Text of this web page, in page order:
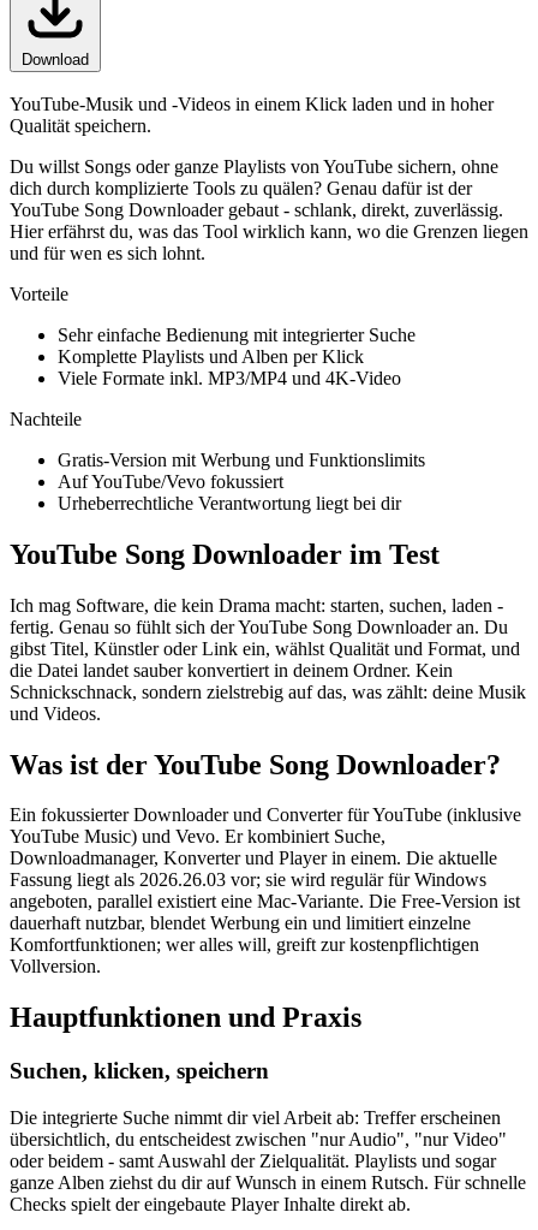
Download
YouTube-Musik und -Videos in einem Klick laden und in hoher
Qualität speichern.
Du willst Songs oder ganze Playlists von YouTube sichern, ohne
dich durch komplizierte Tools zu quälen? Genau dafür ist der
YouTube Song Downloader gebaut - schlank, direkt, zuverlässig.
Hier erfährst du, was das Tool wirklich kann, wo die Grenzen liegen
und für wen es sich lohnt.
Vorteile
Sehr einfache Bedienung mit integrierter Suche
Komplette Playlists und Alben per Klick
Viele Formate inkl. MP3/MP4 und 4K-Video
Nachteile
Gratis-Version mit Werbung und Funktionslimits
Auf YouTube/Vevo fokussiert
Urheberrechtliche Verantwortung liegt bei dir
YouTube Song Downloader im Test
Ich mag Software, die kein Drama macht: starten, suchen, laden -
fertig. Genau so fühlt sich der YouTube Song Downloader an. Du
gibst Titel, Künstler oder Link ein, wählst Qualität und Format, und
die Datei landet sauber konvertiert in deinem Ordner. Kein
Schnickschnack, sondern zielstrebig auf das, was zählt: deine Musik
und Videos.
Was ist der YouTube Song Downloader?
Ein fokussierter Downloader und Converter für YouTube (inklusive
YouTube Music) und Vevo. Er kombiniert Suche,
Downloadmanager, Konverter und Player in einem. Die aktuelle
Fassung liegt als 2026.26.03 vor; sie wird regulär für Windows
angeboten, parallel existiert eine Mac-Variante. Die Free-Version ist
dauerhaft nutzbar, blendet Werbung ein und limitiert einzelne
Komfortfunktionen; wer alles will, greift zur kostenpflichtigen
Vollversion.
Hauptfunktionen und Praxis
Suchen, klicken, speichern
Die integrierte Suche nimmt dir viel Arbeit ab: Treffer erscheinen
übersichtlich, du entscheidest zwischen "nur Audio", "nur Video"
oder beidem - samt Auswahl der Zielqualität. Playlists und sogar
ganze Alben ziehst du dir auf Wunsch in einem Rutsch. Für schnelle
Checks spielt der eingebaute Player Inhalte direkt ab.